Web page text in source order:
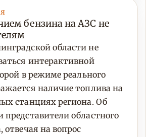
бензина на АЗС не
области не
интерактивной
в режиме реального
наличие топлива на
станциях региона. Об
областного
отвечая на вопрос